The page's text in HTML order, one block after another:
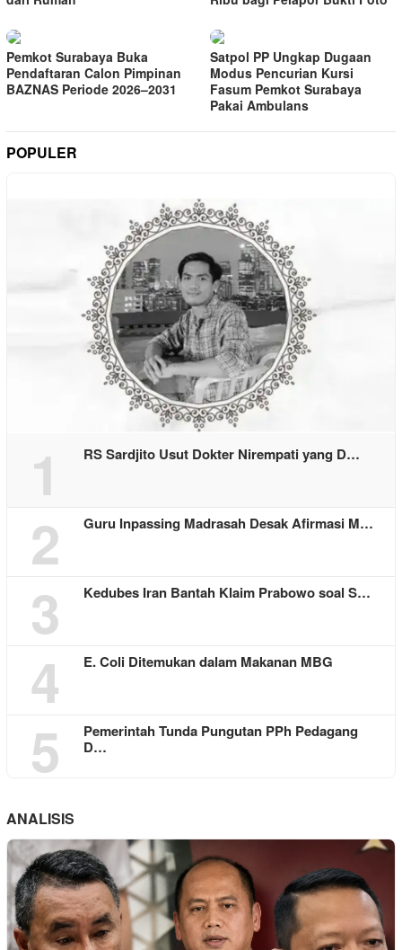
Pemkot Surabaya Buka
Pendaftaran Calon Pimpinan
BAZNAS Periode 2026–2031
Satpol PP Ungkap Dugaan
Modus Pencurian Kursi
Fasum Pemkot Surabaya
Pakai Ambulans
POPULER
1 RS Sardjito Usut Dokter Nirempati yang D…
2 Guru Inpassing Madrasah Desak Afirmasi M…
3 Kedubes Iran Bantah Klaim Prabowo soal S…
4 E. Coli Ditemukan dalam Makanan MBG
5
Pemerintah Tunda Pungutan PPh Pedagang
D…
ANALISIS